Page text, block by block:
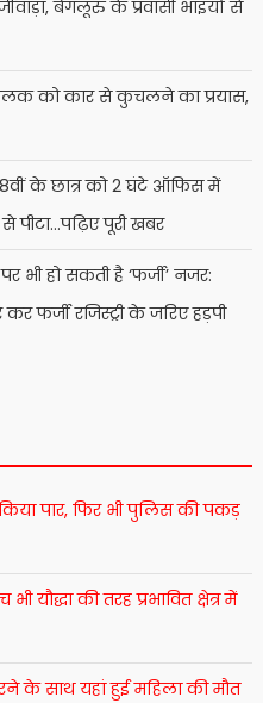
बेंगलूरु के प्रवासी भाइयों से
को कार से कुचलने का प्रयास,
8वीं के छात्र को 2 घंटे ऑफिस में
पीटा…पढ़िए पूरी खबर
भी हो सकती है ‘फर्जी’ नजर:
फर्जी रजिस्ट्री के जरिए हड़पी
पार, फिर भी पुलिस की पकड़
यौद्धा की तरह प्रभावित क्षेत्र में
के साथ यहां हुई महिला की मौत